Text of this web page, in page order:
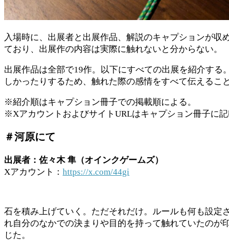
入場時に、出展者と出展作品、解説のキャプションが
ており、出展作の内容は実際に触れないと分からない。
出展作品は全部で19作。以下にすべての出展を紹介す
しかったりするため、触れた際の感情をすべて伝えるこ
※紹介順はキャプション冊子での掲載順による。
※XアカウントおよびサイトURLはキャプション冊子に記
＃河原にて
出展者：佐々木 隼（オインクゲームズ）
Xアカウント： https://x.com/44gi
石を積み上げていく。ただそれだけ。ルールも何も設
れ自分のなかでの決まりや目的を持って触れていたの
じた。